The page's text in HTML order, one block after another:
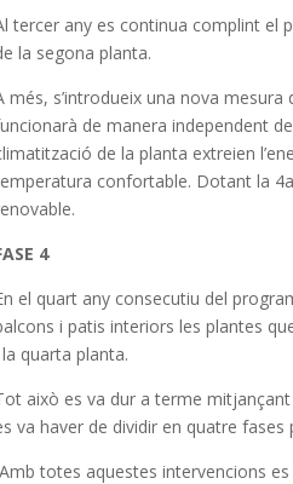
tercer any es continua complint el
la segona planta.
més, s’introdueix una nova
de manera independent
de la planta extreien
confortable. Dotant la
4
el quart any consecutiu del
i patis interiors les plantes
quarta planta.
això es va dur a terme mitjançant
va haver de dividir en quatre
Amb totes aquestes intervencions es